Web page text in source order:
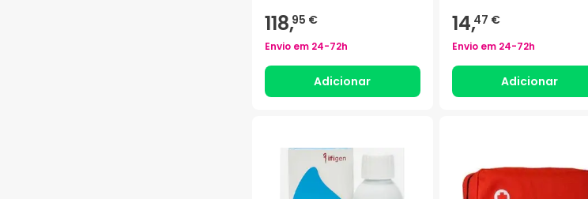
118,95 €
Envio em 24-72h
Adicionar
14,47 €
Envio em 24-72h
Adicionar